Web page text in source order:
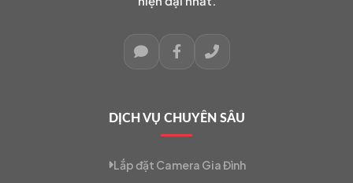
DỊCH VỤ CHUYÊN SÂU
Lắp đặt Camera Gia Đình